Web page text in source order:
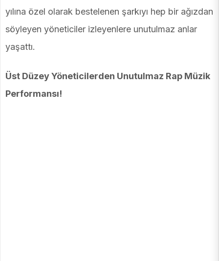
yılına özel olarak bestelenen şarkıyı hep bir ağızdan
söyleyen yöneticiler izleyenlere unutulmaz anlar
yaşattı.
Üst Düzey Yöneticilerden Unutulmaz Rap Müzik
Performansı!